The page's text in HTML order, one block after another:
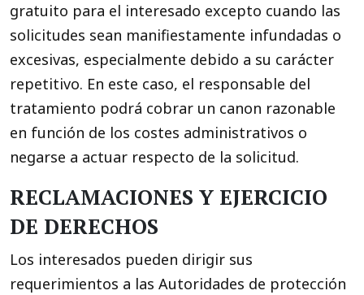
gratuito para el interesado excepto cuando las
solicitudes sean manifiestamente infundadas o
excesivas, especialmente debido a su carácter
repetitivo. En este caso, el responsable del
tratamiento podrá cobrar un canon razonable
en función de los costes administrativos o
negarse a actuar respecto de la solicitud.
RECLAMACIONES Y EJERCICIO
DE DERECHOS
Los interesados pueden dirigir sus
requerimientos a las Autoridades de protección